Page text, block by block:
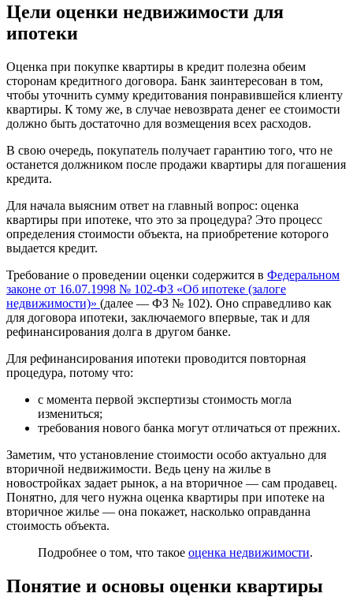
Цели оценки недвижимости для
ипотеки
Оценка при покупке квартиры в кредит полезна обеим
сторонам кредитного договора. Банк заинтересован в том,
чтобы уточнить сумму кредитования понравившейся клиенту
квартиры. К тому же, в случае невозврата денег ее стоимости
должно быть достаточно для возмещения всех расходов.
В свою очередь, покупатель получает гарантию того, что не
останется должником после продажи квартиры для погашения
кредита.
Для начала выясним ответ на главный вопрос: оценка
квартиры при ипотеке, что это за процедура? Это процесс
определения стоимости объекта, на приобретение которого
выдается кредит.
Требование о проведении оценки содержится в Федеральном
законе от 16.07.1998 № 102-ФЗ «Об ипотеке (залоге
недвижимости)» (далее — ФЗ № 102). Оно справедливо как
для договора ипотеки, заключаемого впервые, так и для
рефинансирования долга в другом банке.
Для рефинансирования ипотеки проводится повторная
процедура, потому что:
с момента первой экспертизы стоимость могла
измениться;
требования нового банка могут отличаться от прежних.
Заметим, что установление стоимости особо актуально для
вторичной недвижимости. Ведь цену на жилье в
новостройках задает рынок, а на вторичное — сам продавец.
Понятно, для чего нужна оценка квартиры при ипотеке на
вторичное жилье — она покажет, насколько оправданна
стоимость объекта.
Подробнее о том, что такое оценка недвижимости.
Понятие и основы оценки квартиры